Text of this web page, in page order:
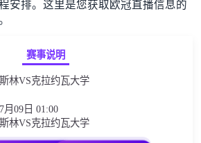
安排。这里是您获取欧冠直播信息的
赛事说明
林VS克拉约瓦大学
月09日 01:00
林VS克拉约瓦大学